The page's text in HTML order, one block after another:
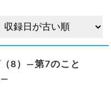
8）—第7のこと
—